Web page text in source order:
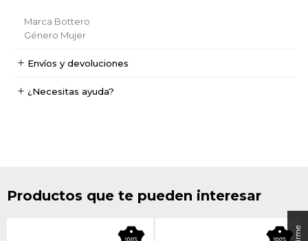
Marca Bottero
Género Mujer
Envíos y devoluciones
¿Necesitas ayuda?
Productos que te pueden interesar